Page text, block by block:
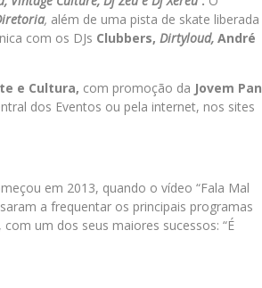
, além de uma pista de skate liberada
com os DJs Clubbers, Dirtyloud, André
e Cultura, com promoção da Jovem Pan
dos Eventos ou pela internet, nos sites
em 2013, quando o vídeo “Fala Mal
a frequentar os principais programas
um dos seus maiores sucessos: “É